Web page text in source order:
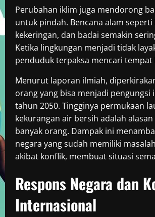
Perubahan iklim juga mendorong
untuk pindah. Bencana alam seperti
kekeringan, dan badai semakin
Ketika lingkungan menjadi tidak
penduduk terpaksa mencari tempat
Menurut laporan ilmiah,
orang yang bisa menjadi pengungsi
tahun 2050. Tingginya permukaan
kekurangan air bersih adalah
banyak orang. Dampak ini
negara yang sudah memiliki
akibat konflik, membuat situasi
Respons Negara dan
Internasional